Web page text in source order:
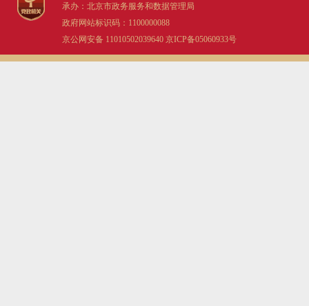
承办：北京市政务服务和数据管理局
政府网站标识码：1100000088
京公网安备 11010502039640 京ICP备05060933号